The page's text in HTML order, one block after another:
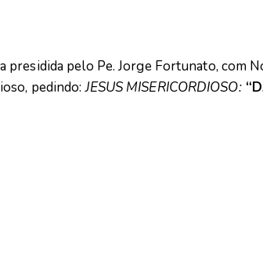
presidida pelo Pe. Jorge Fortunato, com
pedindo:JESUS MISERICORDIOSO: